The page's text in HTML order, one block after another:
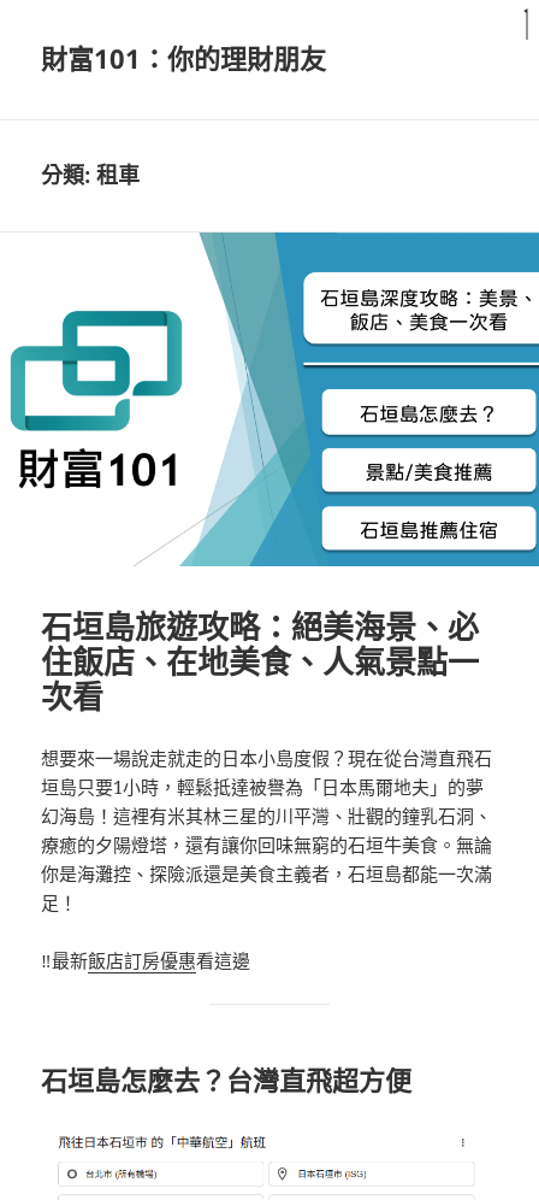
財富101：你的理財朋友
分類:租車
石垣島旅遊攻略：絕美海景、必
住飯店、在地美食、人氣景點一
次看
想要來一場說走就走的日本小島度假？現在從台灣直飛石
垣島只要1小時，輕鬆抵達被譽為「日本馬爾地夫」的夢
幻海島！這裡有米其林三星的川平灣、壯觀的鐘乳石洞、
療癒的夕陽燈塔，還有讓你回味無窮的石垣牛美食。無論
你是海灘控、探險派還是美食主義者，石垣島都能一次滿
足！
‼️最新飯店訂房優惠看這邊
石垣島怎麼去？台灣直飛超方便